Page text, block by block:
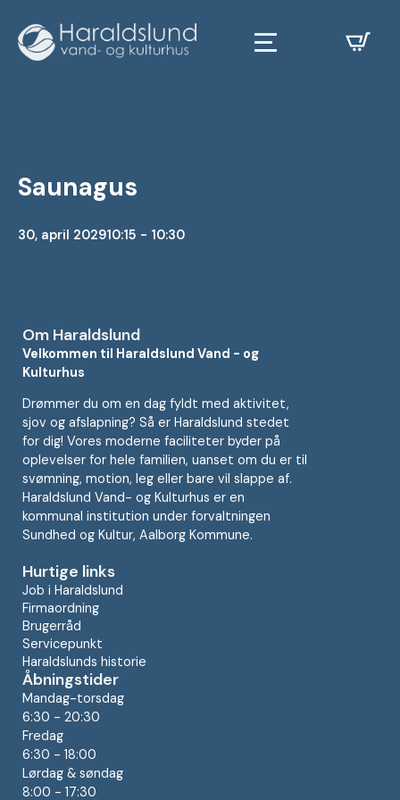
Saunagus
30, april 202910:15 - 10:30
Om Haraldslund
Velkommen til Haraldslund Vand - og
Kulturhus
Drømmer du om en dag fyldt med aktivitet,
sjov og afslapning? Så er Haraldslund stedet
for dig! Vores moderne faciliteter byder på
oplevelser for hele familien, uanset om du er til
svømning, motion, leg eller bare vil slappe af.
Haraldslund Vand- og Kulturhus er en
kommunal institution under forvaltningen
Sundhed og Kultur, Aalborg Kommune.
Hurtige links
Job i Haraldslund
Firmaordning
Brugerråd
Servicepunkt
Haraldslunds historie
Åbningstider
Mandag-torsdag
6:30 - 20:30
Fredag
6:30 - 18:00
Lørdag & søndag
8:00 - 17:30